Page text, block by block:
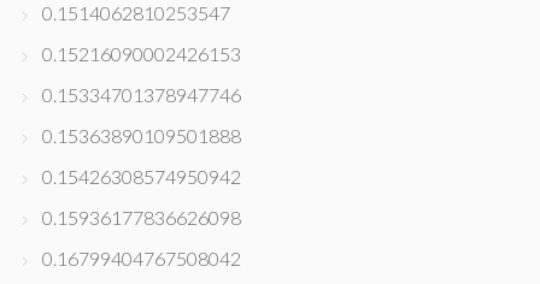
0.1514062810253547
0.15216090002426153
0.15334701378947746
0.15363890109501888
0.15426308574950942
0.15936177836626098
0.16799404767508042